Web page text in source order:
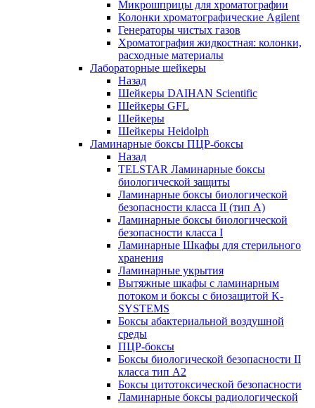
Микрошприцы для хроматографии
Колонки хроматографические Agilent
Генераторы чистых газов
Хроматография жидкостная: колонки,
расходные материалы
Лабораторные шейкеры
Назад
Шейкеры DAIHAN Scientific
Шейкеры GFL
Шейкеры
Шейкеры Heidolph
Ламинарные боксы ПЦР-боксы
Назад
TELSTAR Ламинарные боксы
биологической защиты
Ламинарные боксы биологической
безопасности класса II (тип А)
Ламинарные боксы биологической
безопасности класса I
Ламинарные Шкафы для стерильного
хранения
Ламинарные укрытия
Вытяжные шкафы с ламинарным
потоком и боксы с биозащитой K-
SYSTEMS
Боксы абактериальной воздушной
среды
ПЦР-боксы
Боксы биологической безопасности II
класса тип A2
Боксы цитотоксической безопасности
Ламинарные боксы радиологической